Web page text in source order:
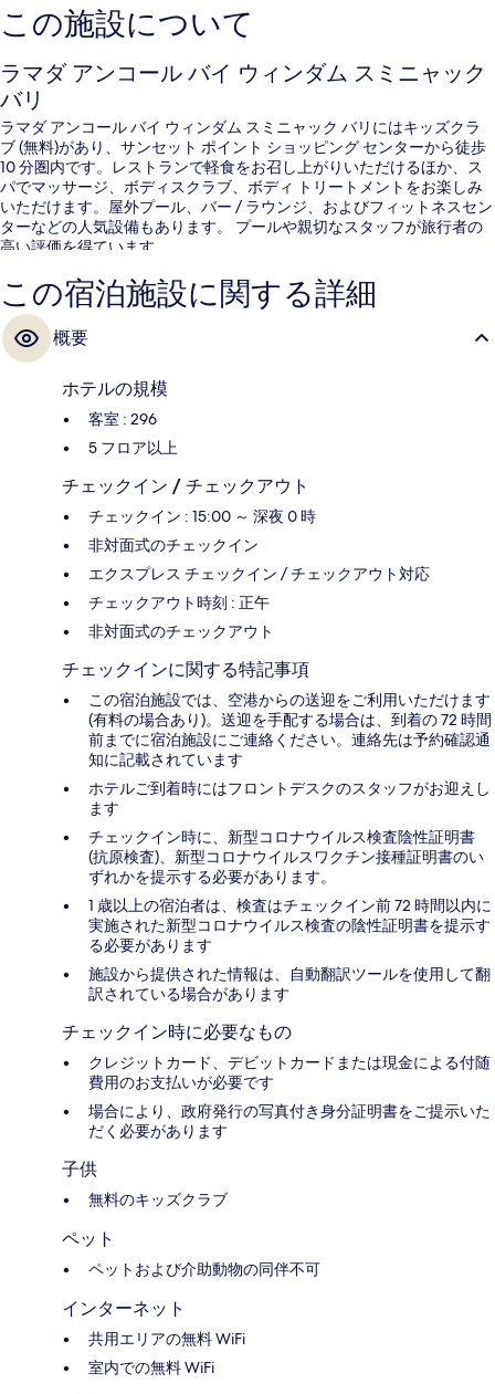
この施設について
ラマダ アンコール バイ ウィンダム スミニャック
バリ
ラマダ アンコール バイ ウィンダム スミニャック バリにはキッズクラ
ブ (無料)があり、サンセット ポイント ショッピング センターから徒歩
10 分圏内です。レストランで軽食をお召し上がりいただけるほか、ス
パでマッサージ、ボディスクラブ、ボディ トリートメントをお楽しみ
いただけます。屋外プール、バー / ラウンジ、およびフィットネスセン
ターなどの人気設備もあります。 プールや親切なスタッフが旅行者の
高い評価を得ています。
この宿泊施設に関する詳細
概要
ホテルの規模
客室 : 296
5 フロア以上
チェックイン / チェックアウト
チェックイン : 15:00 ～ 深夜 0 時
非対面式のチェックイン
エクスプレス チェックイン / チェックアウト対応
チェックアウト時刻 : 正午
非対面式のチェックアウト
チェックインに関する特記事項
この宿泊施設では、空港からの送迎をご利用いただけます
(有料の場合あり)。送迎を手配する場合は、到着の 72 時間
前までに宿泊施設にご連絡ください。連絡先は予約確認通
知に記載されています
ホテルご到着時にはフロントデスクのスタッフがお迎えし
ます
チェックイン時に、新型コロナウイルス検査陰性証明書
(抗原検査)、新型コロナウイルスワクチン接種証明書のい
ずれかを提示する必要があります。
1 歳以上の宿泊者は、検査はチェックイン前 72 時間以内に
実施された新型コロナウイルス検査の陰性証明書を提示す
る必要があります
施設から提供された情報は、自動翻訳ツールを使用して翻
訳されている場合があります
チェックイン時に必要なもの
クレジットカード、デビットカードまたは現金による付随
費用のお支払いが必要です
場合により、政府発行の写真付き身分証明書をご提示いた
だく必要があります
子供
無料のキッズクラブ
ペット
ペットおよび介助動物の同伴不可
インターネット
共用エリアの無料 WiFi
室内での無料 WiFi